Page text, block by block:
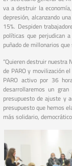
va a destruir la
depresión, alcanzando
15%. Despiden
políticas que perjudican
puñado de millonarios
“Quieren destruir nuestra
de PARO y movilización
PARO activo por 36
desarrollaremos un
presupuesto de ajuste y
presupuesto que hemos
más solidario,